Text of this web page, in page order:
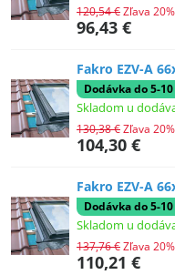
96,43 €
120,54 €Zľava 20%
Fakro EZV-A
Dodávka do 5-
Skladom u
104,30 €
130,38 €Zľava 20%
Fakro EZV-A
Dodávka do 5-
Skladom u
110,21 €
137,76 €Zľava 20%